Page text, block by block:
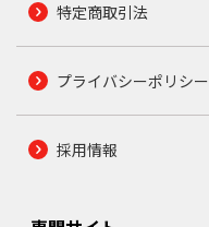
特定商取引法
プライバシーポリシー
採用情報